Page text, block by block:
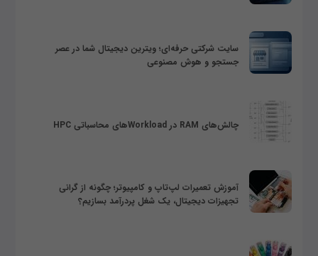
سایت شرکتی حرفه‌ای؛ ویترین دیجیتال شما در عصر
جستجو و هوش مصنوعی
چالش‌های RAM در Workloadهای محاسباتی HPC
آموزش تعمیرات لپ‌تاپ و کامپیوتر؛ چگونه از گرانی
تجهیزات دیجیتال، یک شغل پردرآمد بسازیم؟